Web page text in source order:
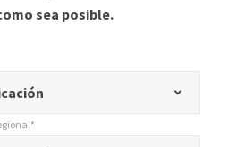
sea posible.